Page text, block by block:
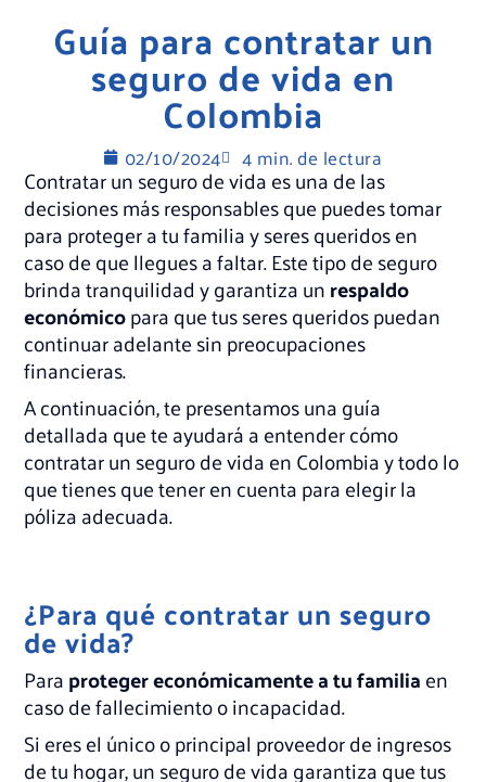
Guía para contratar un
seguro de vida en
Colombia
02/10/2024 4 min. de lectura
Contratar un seguro de vida es una de las
decisiones más responsables que puedes tomar
para proteger a tu familia y seres queridos en
caso de que llegues a faltar. Este tipo de seguro
brinda tranquilidad y garantiza unrespaldo
económicopara que tus seres queridos puedan
continuar adelante sin preocupaciones
financieras.
A continuación, te presentamos una guía
detallada que te ayudará a entender cómo
contratar un seguro de vida en Colombia y todo lo
que tienes que tener en cuenta para elegir la
póliza adecuada.
¿Para qué contratar un seguro
de vida?
Paraproteger económicamente a tu familiaen
caso de fallecimiento o incapacidad.
Si eres el único o principal proveedor de ingresos
de tu hogar, un seguro de vida garantiza que tus